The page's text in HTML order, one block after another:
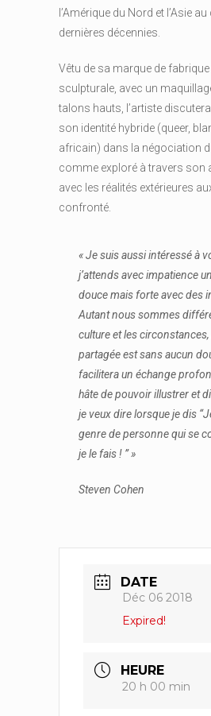
l’Amérique du Nord et l’Asie
dernières décennies.
Vêtu de sa marque de
sculpturale, avec un
talons hauts, l’artiste
son identité hybride (queer,
africain) dans la négociation
comme exploré à travers son
avec les réalités extérieures
confronté.
« Je suis aussi intéressé à
j’attends avec impatience
douce mais forte avec des
Autant nous sommes
culture et les
partagée est sans aucun
facilitera un échange
hâte de pouvoir illustrer et
je veux dire lorsque je dis
genre de personne qui se
je le fais ! ” »
Steven Cohen
DATE
Déc 06 2018
Expired!
HEURE
20 h 00 min